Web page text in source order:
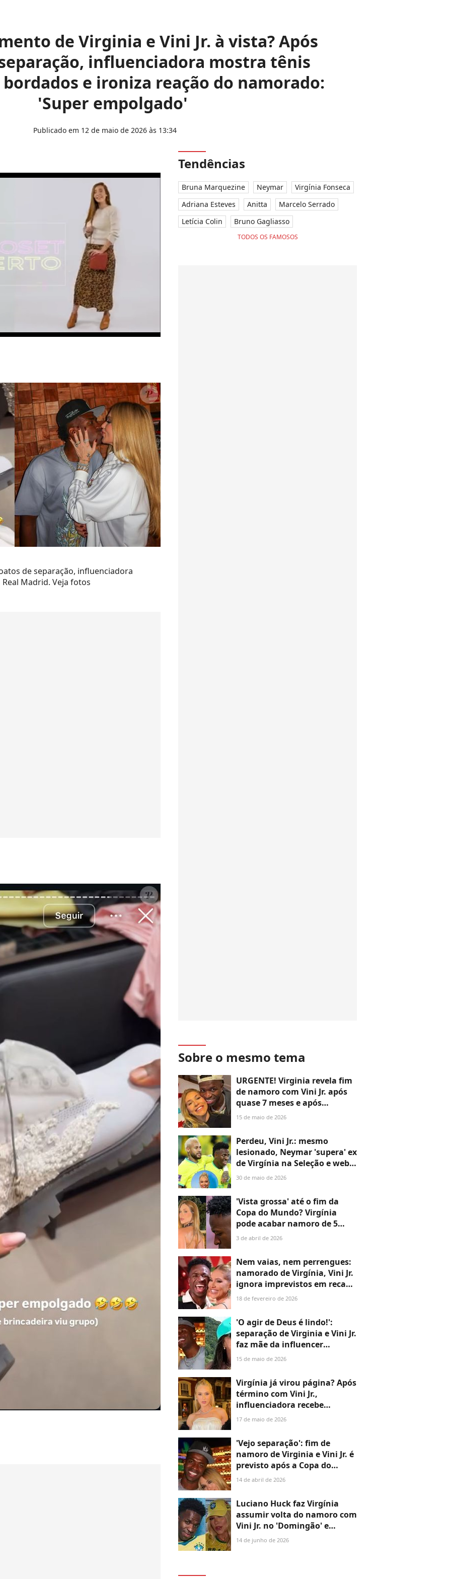
de Virginia e Vini Jr. à vista? Após
influenciadora mostra tênis
e ironiza reação do namorado:
'Super empolgado'
Publicado em 12 de maio de 2026 às 13:34
de separação, influenciadora
Madrid. Veja fotos
Tendências
Bruna Marquezine Neymar
Virgínia Fonseca
Adriana Esteves
Anitta
Marcelo Serrado
Letícia Colin
Bruno Gagliasso
TODOS OS FAMOSOS
Sobre o mesmo tema
URGENTE! Virginia revela fim
de namoro com Vini Jr. após
quase 7 meses e após
rumores de 'vista grossa':
15 de maio de 2026
Perdeu, Vini Jr.: mesmo
lesionado, Neymar 'supera' ex
de Virgínia na Seleção e web
ironiza comentário da
dela falando...'
30 de maio de 2026
'Vista grossa' até o fim da
Copa do Mundo? Virgínia
pode acabar namoro de 5
meses com Vini Jr. após o
3 de abril de 2026
Nem vaias, nem perrengues:
namorado de Virgínia, Vini Jr.
ignora imprevistos em recado
carinhoso após estreia oficial
2026
18 de fevereiro de 2026
'O agir de Deus é lindo!':
separação de Virginia e Vini Jr.
faz mãe da influencer
mandar indireta? Margareth
fim de namoro da filha
famosa
15 de maio de 2026
Virgínia já virou página? Após
término com Vini Jr.,
influenciadora recebe
'cantada' em post sobre Dia
a web
17 de maio de 2026
'Vejo separação': fim de
namoro de Virginia e Vini Jr. é
previsto após a Copa do
Mundo 2026 por vidente em
da famosa
14 de abril de 2026
Luciano Huck faz Virgínia
assumir volta do namoro com
Vini Jr. no 'Domingão' e
influencer entrega detalhe de
14 de junho de 2026